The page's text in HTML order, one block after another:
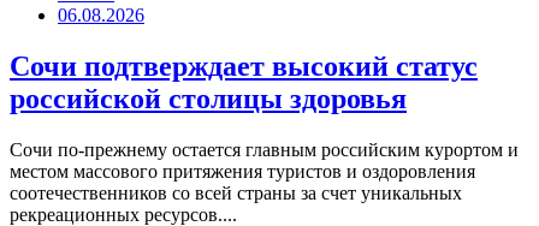
06.08.2026
Сочи подтверждает высокий статус
российской столицы здоровья
Сочи по-прежнему остается главным российским курортом и
местом массового притяжения туристов и оздоровления
соотечественников со всей страны за счет уникальных
рекреационных ресурсов....